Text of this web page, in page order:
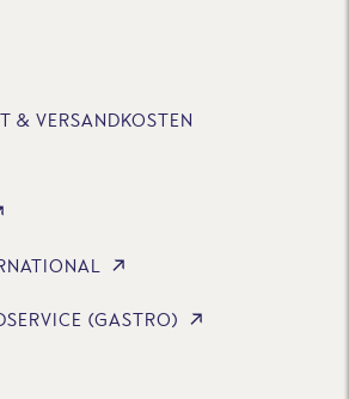
& VERSANDKOSTEN
(GASTRO)